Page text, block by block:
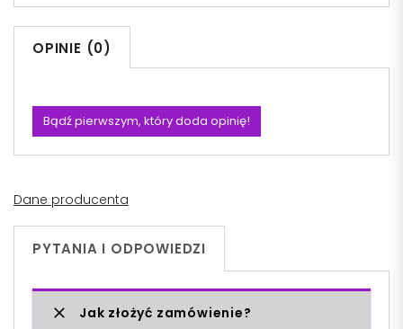
OPINIE (0)
Bądź pierwszym, który doda opinię!
Dane producenta
PYTANIA I ODPOWIEDZI
Jak złożyć zamówienie?